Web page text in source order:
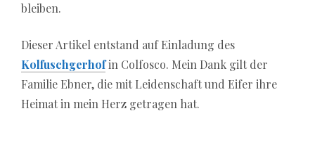
bleiben.
Dieser Artikel entstand auf Einladung des
Kolfuschgerhofin Colfosco. Mein Dank gilt der
Familie Ebner, die mit Leidenschaft und Eifer ihre
Heimat in mein Herz getragen hat.